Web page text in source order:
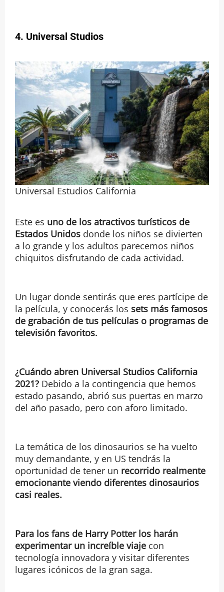
4. Universal Studios
Universal Estudios California
Este es uno de los atractivos turísticos de
Estados Unidosdonde los niños se divierten
a lo grande y los adultos parecemos niños
chiquitos disfrutando de cada actividad.
Un lugar donde sentirás que eres partícipe de
la película, y conocerás los sets más famosos
de grabación de tus películas o programas de
televisión favoritos.
¿Cuándo abren Universal Studios California
2021?Debido a la contingencia que hemos
estado pasando, abrió sus puertas en marzo
del año pasado, pero con aforo limitado.
La temática de los dinosaurios se ha vuelto
muy demandante, y en US tendrás la
oportunidad de tener un recorrido realmente
emocionante viendo diferentes dinosaurios
casi reales.
Para los fans de Harry Potter los harán
experimentar un increíble viaje con
tecnología innovadora y visitar diferentes
lugares icónicos de la gran saga.